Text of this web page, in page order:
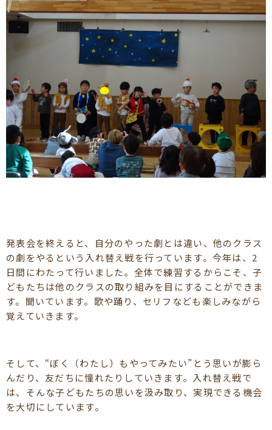
発表会を終えると、自分のやった劇とは違い、他のクラス
の劇をやるという入れ替え戦を行っています。今年は、2
日間にわたって行いました。全体で練習するからこそ、子
どもたちは他のクラスの取り組みを目にすることができま
す。聞いています。歌や踊り、セリフなども楽しみながら
覚えていきます。
そして、“ぼく（わたし）もやってみたい”とう思いが膨ら
んだり、友だちに憧れたりしていきます。入れ替え戦で
は、そんな子どもたちの思いを汲み取り、実現できる機会
を大切にしています。